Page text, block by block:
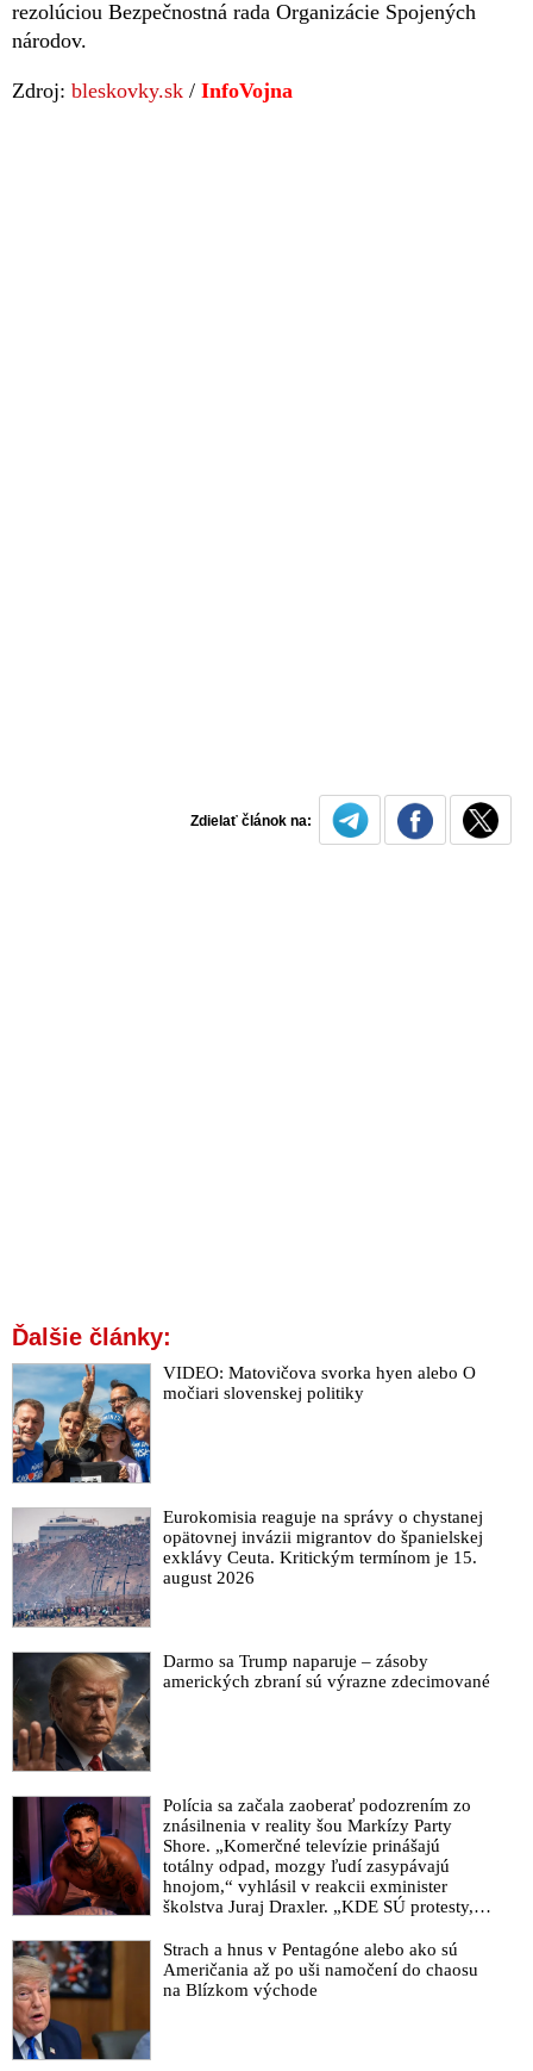
rezolúciou Bezpečnostná rada Organizácie Spojených
národov.
Zdroj: bleskovky.sk / InfoVojna
Zdielať článok na:
Ďalšie články:
VIDEO: Matovičova svorka hyen alebo O
močiari slovenskej politiky
Eurokomisia reaguje na správy o chystanej
opätovnej invázii migrantov do španielskej
exklávy Ceuta. Kritickým termínom je 15.
august 2026
Darmo sa Trump naparuje – zásoby
amerických zbraní sú výrazne zdecimované
Polícia sa začala zaoberať podozrením zo
znásilnenia v reality šou Markízy Party
Shore. „Komerčné televízie prinášajú
totálny odpad, mozgy ľudí zasypávajú
hnojom,“ vyhlásil v reakcii exminister
školstva Juraj Draxler. „KDE SÚ protesty,
pracovníkov?“ spýtal sa
Strach a hnus v Pentagóne alebo ako sú
Američania až po uši namočení do chaosu
na Blízkom východe